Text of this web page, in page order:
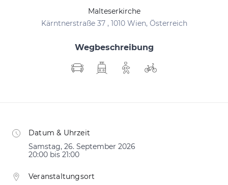
Malteserkirche
Kärntnerstraße 37 , 1010 Wien, Österreich
Wegbeschreibung
Datum & Uhrzeit
Samstag, 26. September 2026
20:00 bis 21:00
Veranstaltungsort